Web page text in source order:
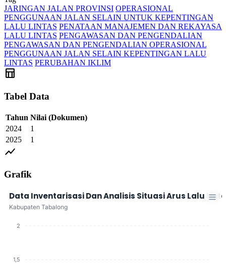
JARINGAN JALAN PROVINSI OPERASIONAL
PENGGUNAAN JALAN SELAIN UNTUK KEPENTINGAN
LALU LINTAS PENATAAN MANAJEMEN DAN REKAYASA
LALU LINTAS PENGAWASAN DAN PENGENDALIAN
PENGAWASAN DAN PENGENDALIAN OPERASIONAL
PENGGUNAAN JALAN SELAIN KEPENTINGAN LALU
LINTAS PERUBAHAN IKLIM
table_chart
Tabel Data
Tahun Nilai (Dokumen)
2024
1
2025
1
show_chart
Grafik
Data Inventarisasi Dan Analisis Situasi Arus Lalu
Kabupaten Tabalong
2
1,5